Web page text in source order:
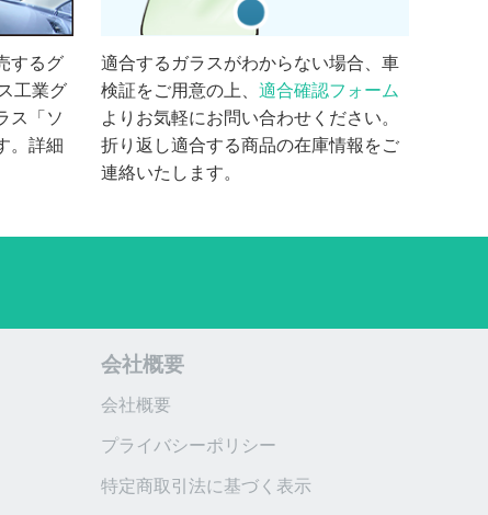
するグ
工業グ
ス「ソ
。詳細
適合するガラスがわからない場合、車
検証をご用意の上、適合確認フォーム
よりお気軽にお問い合わせください。
折り返し適合する商品の在庫情報をご
連絡いたします。
会社概要
会社概要
プライバシーポリシー
特定商取引法に基づく表示